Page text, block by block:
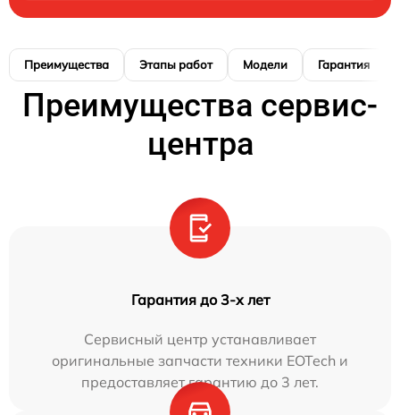
Преимущества Этапы работ Модели Гарантия
Преимущества сервис-
центра
Гарантия до 3-х лет
Сервисный центр устанавливает
оригинальные запчасти техники EOTech и
предоставляет гарантию до 3 лет.